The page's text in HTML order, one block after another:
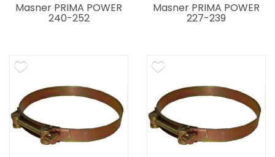
Masner PRIMA POWER
240-252
Masner PRIMA POWER
227-239